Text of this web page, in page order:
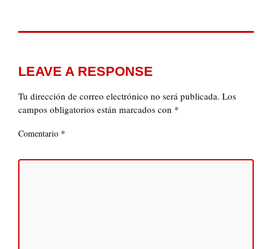
LEAVE A RESPONSE
Tu dirección de correo electrónico no será publicada. Los
campos obligatorios están marcados con *
Comentario *